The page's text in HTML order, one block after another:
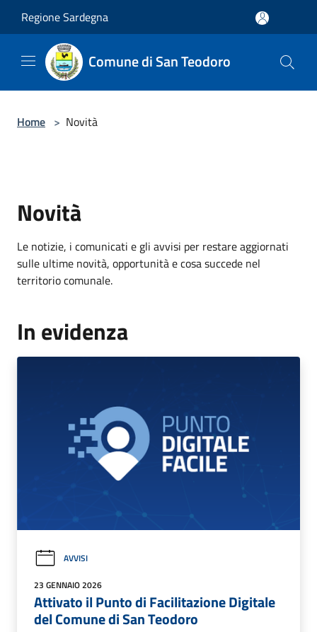
Regione Sardegna
Comune di San Teodoro
Home > Novità
Novità
Le notizie, i comunicati e gli avvisi per restare aggiornati
sulle ultime novità, opportunità e cosa succede nel
territorio comunale.
In evidenza
AVVISI
23 GENNAIO 2026
Attivato il Punto di Facilitazione Digitale
del Comune di San Teodoro